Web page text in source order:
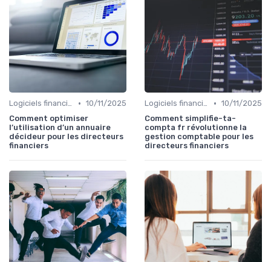
Logiciels financiers • 10/11/2025
Comment optimiser
l’utilisation d’un annuaire
décideur pour les directeurs
financiers
Logiciels financiers • 10/11/2025
Comment simplifie-ta-
compta fr révolutionne la
gestion comptable pour les
directeurs financiers